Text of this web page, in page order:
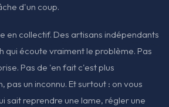
d'un coup.
en collectif. Des artisans indépendants
qui écoute vraiment le problème. Pas
Pas de 'en fait c'est plus
pas un inconnu. Et surtout : on vous
sait reprendre une lame, régler une